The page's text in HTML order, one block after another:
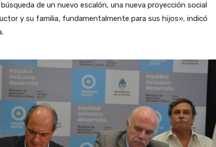
de un nuevo escalón, una nueva proyección social
y su familia, fundamentalmente para sus hijos», indicó